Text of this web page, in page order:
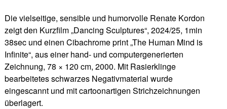
Die vielseitige, sensible und humorvolle Renate Kordon
zeigt den Kurzfilm „Dancing Sculptures“, 2024/25, 1min
38sec und einen Cibachrome print „The Human Mind is
Infinite“, aus einer hand- und computergenerierten
Zeichnung, 78 × 120 cm, 2000. Mit Rasierklinge
bearbeitetes schwarzes Negativmaterial wurde
eingescannt und mit cartoonartigen Strichzeichnungen
überlagert.